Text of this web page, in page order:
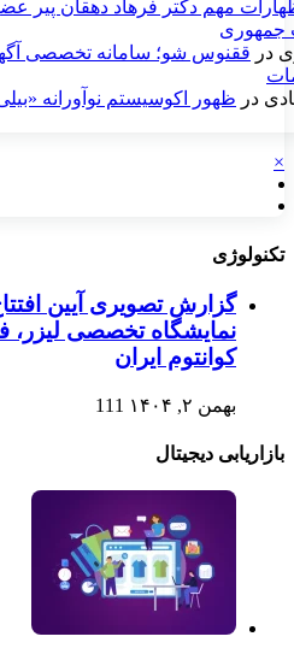
مهم دکتر فرهاد دهقان پیر
جمهوری
در ققنوس شو؛ سامانه تخصصی
در ظهور اکوسیستم نوآورانه
×
تکنولوژی
گزارش تصویری آیین
نمایشگاه تخصصی لیزر،
کوانتوم ایران
بهمن ۲, ۱۴۰۴ 111
بازاریابی دیجیتال